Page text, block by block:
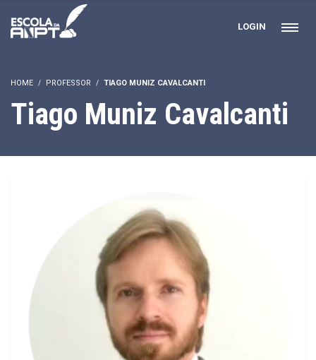
LOGIN
HOME PROFESSOR TIAGO MUNIZ CAVALCANTI
Tiago Muniz Cavalcanti